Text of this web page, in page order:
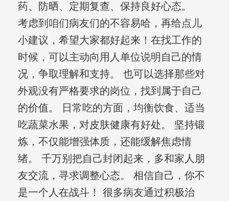
药、防晒、定期复查、保持良好心态。
考虑到咱们病友们的不容易哈，再给点儿
小建议，希望大家都好起来！在找工作的
时候，可以主动向用人单位说明自己的情
况，争取理解和支持。 也可以选择那些对
外观没有严格要求的岗位，找到属于自己
的价值。 日常吃的方面，均衡饮食、适当
吃蔬菜水果，对皮肤健康有好处。 坚持锻
炼，不仅能增强体质，还能缓解焦虑情
绪。 千万别把自己封闭起来，多和家人朋
友交流，寻求调整心态。 相信自己，你不
是一个人在战斗！ 很多病友通过积极治